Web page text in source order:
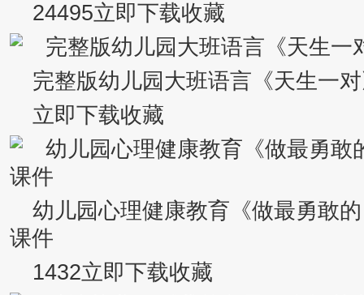
24495立即下载收藏
完整版幼儿园大班语言《天生一
立即下载收藏
幼儿园心理健康教育《做最勇敢
课件
1432立即下载收藏